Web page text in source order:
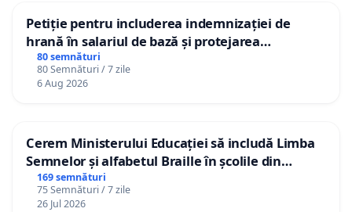
Petiție pentru includerea indemnizației de
hrană în salariul de bază și protejarea
gradațiilor de vechime pentru asistenții
personali
80 semnături
80 Semnături / 7 zile
6 Aug 2026
Cerem Ministerului Educației să includă Limba
Semnelor și alfabetul Braille în școlile din
Republica Moldova!
169 semnături
75 Semnături / 7 zile
26 Jul 2026